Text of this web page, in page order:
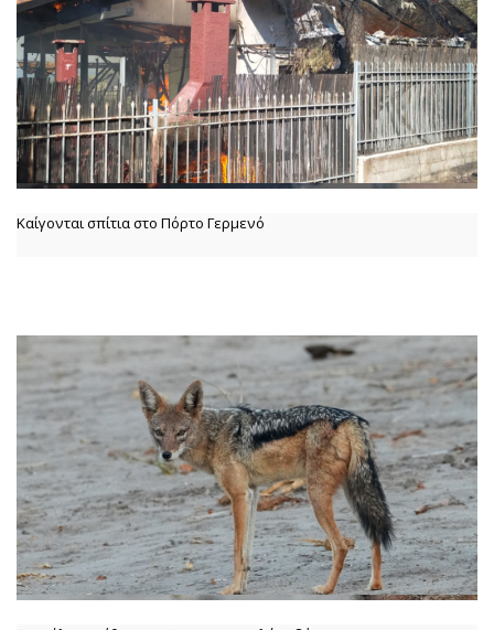
Καίγονται σπίτια στο Πόρτο Γερμενό